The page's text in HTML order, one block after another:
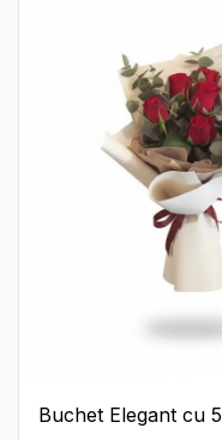
Buchet Elegant cu 5